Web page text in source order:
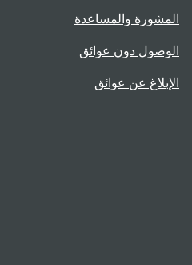
المشورة والمساعدة
الوصول دون عوائق
الإبلاغ عن عوائق